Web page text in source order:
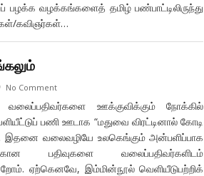
பழக்க வழக்கங்களைத் தமிழ் பண்பாட்டிலிருந்து
கவிஞர்கள்…
No Comment
வலைப்பதிவர்களை ஊக்குவிக்கும் நோக்கில்
பணி ஊடாக “மதுவை விரட்டினால் கோடி
இதனை வலைவழியே உலகெங்கும் அன்பளிப்பாக
பதிவுகளை வலைப்பதிவர்களிடம்
ஏற்கெனவே, இம்மின்நூல் வெளியீடுபற்றிக்